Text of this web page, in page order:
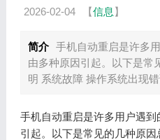
2026-02-04 【信息 】
简介 手机自动重启是许多
由多种原因引起。以下是常
明 系统故障 操作系统出现
手机自动重启是许多用户遇
引起。以下是常见的几种原因